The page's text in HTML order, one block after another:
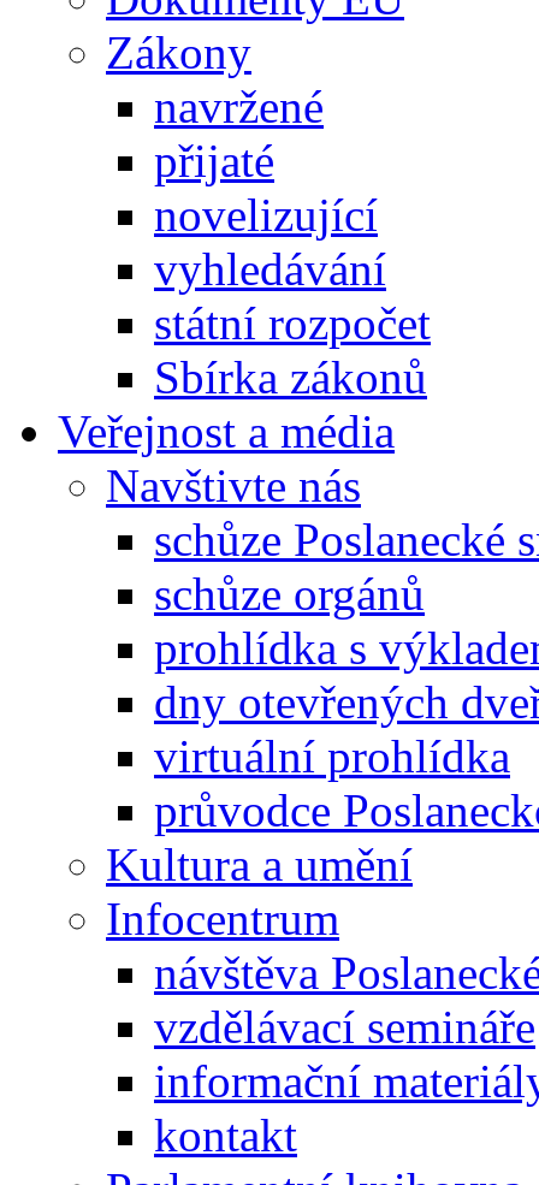
Zákony
navržené
přijaté
novelizující
vyhledávání
státní rozpočet
Sbírka zákonů
Veřejnost a média
Navštivte nás
schůze Poslanecké
schůze orgánů
prohlídka s
dny otevřených
virtuální prohlídka
průvodce
Kultura a umění
Infocentrum
návštěva
vzdělávací semináře
informační
kontakt